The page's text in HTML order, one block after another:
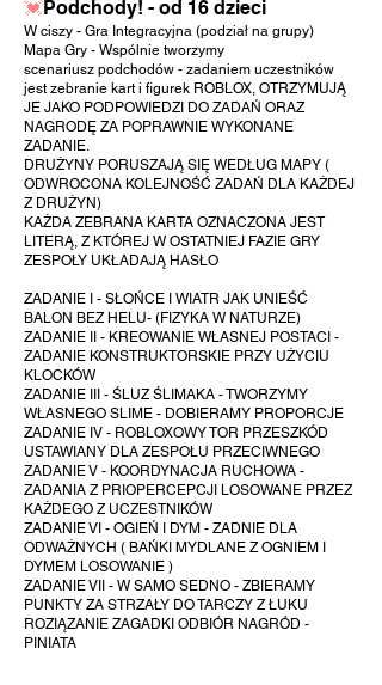
💓Podchody! - od 16 dzieci
W ciszy - Gra Integracyjna (podział na grupy)
Mapa Gry - Wspólnie tworzymy
scenariusz podchodów - zadaniem uczestników
jest zebranie kart i figurek ROBLOX, OTRZYMUJĄ
JE JAKO PODPOWIEDZI DO ZADAŃ ORAZ
NAGRODĘ ZA POPRAWNIE WYKONANE
ZADANIE.
DRUŻYNY PORUSZAJĄ SIĘ WEDŁUG MAPY (
ODWROCONA KOLEJNOŚĆ ZADAŃ DLA KAŻDEJ
Z DRUŻYN)
KAŻDA ZEBRANA KARTA OZNACZONA JEST
LITERĄ, Z KTÓREJ W OSTATNIEJ FAZIE GRY
ZESPOŁY UKŁADAJĄ HASŁO
ZADANIE I - SŁOŃCE I WIATR JAK UNIEŚĆ
BALON BEZ HELU- (FIZYKA W NATURZE)
ZADANIE II - KREOWANIE WŁASNEJ POSTACI -
ZADANIE KONSTRUKTORSKIE PRZY UŻYCIU
KLOCKÓW
ZADANIE III - ŚLUZ ŚLIMAKA - TWORZYMY
WŁASNEGO SLIME - DOBIERAMY PROPORCJE
ZADANIE IV - ROBLOXOWY TOR PRZESZKÓD
USTAWIANY DLA ZESPOŁU PRZECIWNEGO
ZADANIE V - KOORDYNACJA RUCHOWA -
ZADANIA Z PRIOPERCEPCJI LOSOWANE PRZEZ
KAŻDEGO Z UCZESTNIKÓW
ZADANIE VI - OGIEŃ I DYM - ZADNIE DLA
ODWAŻNYCH ( BAŃKI MYDLANE Z OGNIEM I
DYMEM LOSOWANIE )
ZADANIE VII - W SAMO SEDNO - ZBIERAMY
PUNKTY ZA STRZAŁY DO TARCZY Z ŁUKU
ROZIĄZANIE ZAGADKI ODBIÓR NAGRÓD -
PINIATA